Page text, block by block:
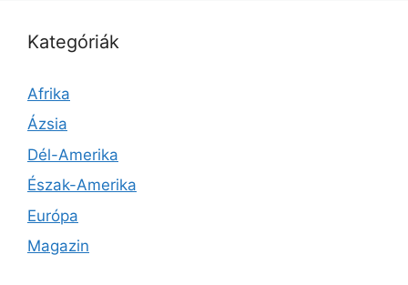
Kategóriák
Afrika
Ázsia
Dél-Amerika
Észak-Amerika
Európa
Magazin